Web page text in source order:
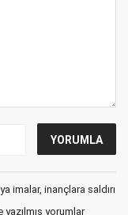
imalar, inançlara saldırı
yorumlar